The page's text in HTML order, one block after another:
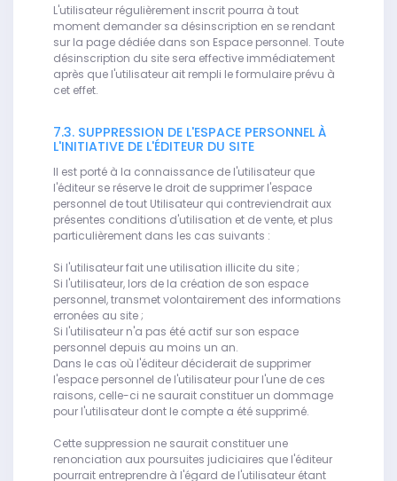
L'utilisateur régulièrement inscrit pourra à tout
moment demander sa désinscription en se rendant
sur la page dédiée dans son Espace personnel. Toute
désinscription du site sera effective immédiatement
après que l'utilisateur ait rempli le formulaire prévu à
cet effet.
7.3. SUPPRESSION DE L'ESPACE PERSONNEL À
L'INITIATIVE DE L'ÉDITEUR DU SITE
Il est porté à la connaissance de l'utilisateur que
l'éditeur se réserve le droit de supprimer l'espace
personnel de tout Utilisateur qui contreviendrait aux
présentes conditions d'utilisation et de vente, et plus
particulièrement dans les cas suivants :
Si l'utilisateur fait une utilisation illicite du site ;
Si l'utilisateur, lors de la création de son espace
personnel, transmet volontairement des informations
erronées au site ;
Si l'utilisateur n'a pas été actif sur son espace
personnel depuis au moins un an.
Dans le cas où l'éditeur déciderait de supprimer
l'espace personnel de l'utilisateur pour l'une de ces
raisons, celle-ci ne saurait constituer un dommage
pour l'utilisateur dont le compte a été supprimé.
Cette suppression ne saurait constituer une
renonciation aux poursuites judiciaires que l'éditeur
pourrait entreprendre à l'égard de l'utilisateur étant